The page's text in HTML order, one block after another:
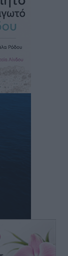
και ΠΣ,
Ελλάδα
Ενισχύουμε